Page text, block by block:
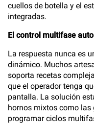
cuellos de botella y el
integradas.
El control multifase
La respuesta nunca es
dinámico. Muchos
soporta recetas
que el operador tenga
pantalla. La solución
hornos mixtos como las
programar ciclos